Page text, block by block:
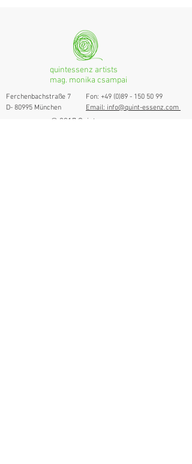
quintessenz artists
mag. monika csampai
Ferchenbachstraße 7
D- 80995 München
Fon: +49 (0)89 - 150 50 99
Email: info@quint-essenz.com
© 2017 Quintessenz